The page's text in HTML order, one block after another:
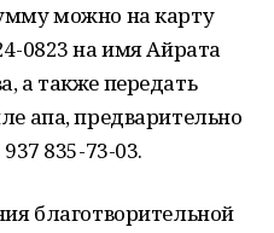
можно на карту
0823 на имя Айрата
а также передать
апа, предварительно
835-73-03.
благотворительной